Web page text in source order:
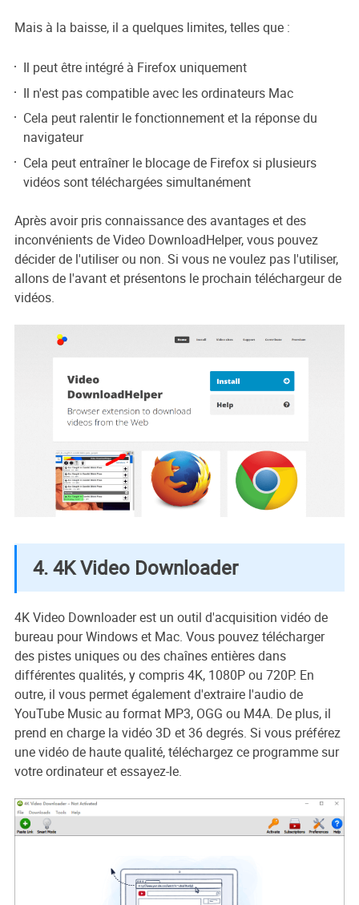
Mais à la baisse, il a quelques limites, telles que :
Il peut être intégré à Firefox uniquement
Il n'est pas compatible avec les ordinateurs Mac
Cela peut ralentir le fonctionnement et la réponse du
navigateur
Cela peut entraîner le blocage de Firefox si plusieurs
vidéos sont téléchargées simultanément
Après avoir pris connaissance des avantages et des
inconvénients de Video DownloadHelper, vous pouvez
décider de l'utiliser ou non. Si vous ne voulez pas l'utiliser,
allons de l'avant et présentons le prochain téléchargeur de
vidéos.
4. 4K Video Downloader
4K Video Downloader est un outil d'acquisition vidéo de
bureau pour Windows et Mac. Vous pouvez télécharger
des pistes uniques ou des chaînes entières dans
différentes qualités, y compris 4K, 1080P ou 720P. En
outre, il vous permet également d'extraire l'audio de
YouTube Music au format MP3, OGG ou M4A. De plus, il
prend en charge la vidéo 3D et 36 degrés. Si vous préférez
une vidéo de haute qualité, téléchargez ce programme sur
votre ordinateur et essayez-le.